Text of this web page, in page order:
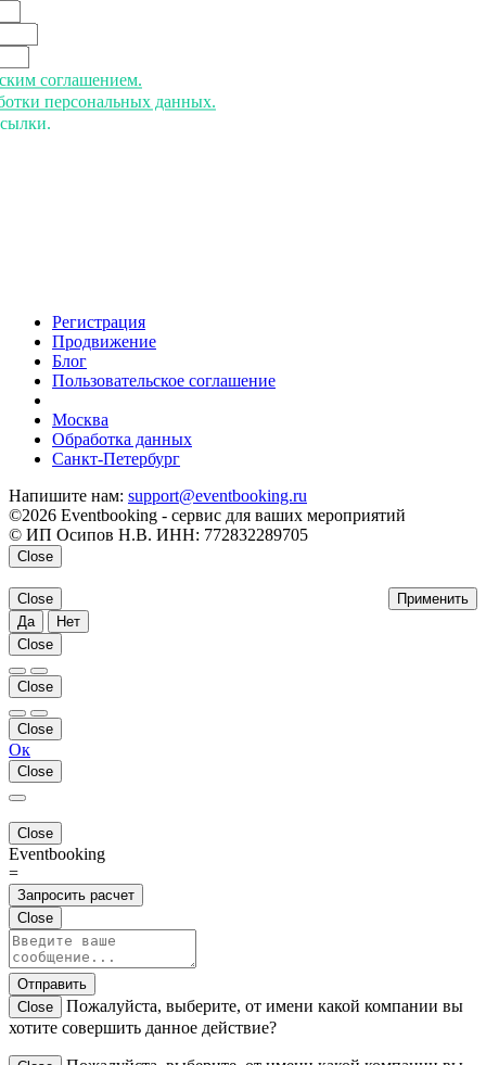
соглашением.
персональных данных.
Регистрация
Продвижение
Блог
Пользовательское соглашение
Москва
Обработка данных
Санкт-Петербург
Напишите нам: support@eventbooking.ru
©2026 Eventbooking - сервис для ваших мероприятий
© ИП Осипов Н.В. ИНН: 772832289705
Close
Применить
Close
Да
Нет
Close
Close
Close
Ок
Close
Close
Eventbooking
=
Запросить расчет
Close
Отправить
Close
Пожалуйста, выберите, от имени какой компании вы
хотите совершить данное действие?